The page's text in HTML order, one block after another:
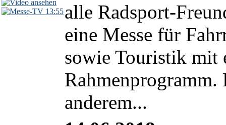
13:55alle Radsport-
eine Messe für
sowie Touristik mit
Rahmenprogramm.
anderem...